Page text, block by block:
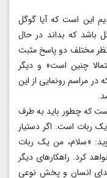
این است که آیا گوگل
باشد که بداند در حال
مختلف دو پاسخ مثبت
چنین است» و دیگر
مراسم رونمایی از این
که چطور باید به طرف
ربات است. اگر دستیار
«سلام، من یک ربات
کرد. راهکارهای دیگر
انسان و پخش نوعی